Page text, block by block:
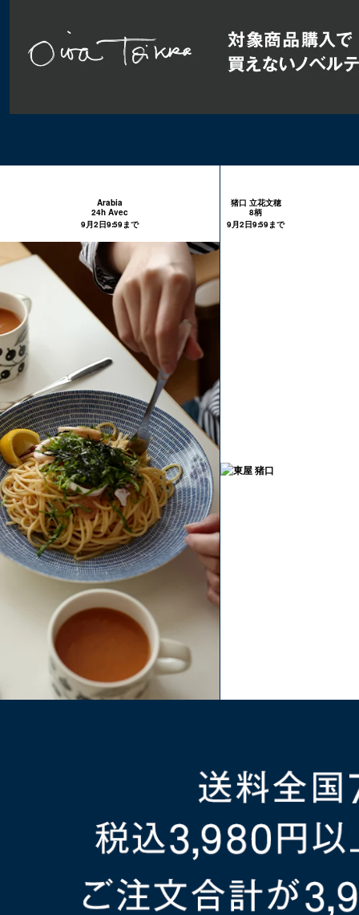
Arabia
24h Avec
9月2日9:59まで
猪口 立花文穂
8柄
9月2日9:59まで